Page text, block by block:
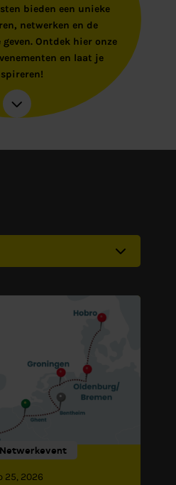
bieden een unieke
netwerken en de
Ontdek hier onze
en laat je
Netwerkevent
25, 2026